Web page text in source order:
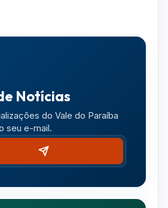
sendo fruto de mérito
cargo.
que a data de início do
adúltero é desconhecida,
de que ambos